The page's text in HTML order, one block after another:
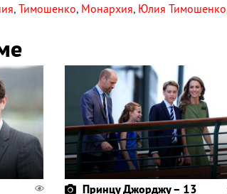
, Тимошенко, Монархия, Юлия Тимошенко
Принцу Джорджу – 13